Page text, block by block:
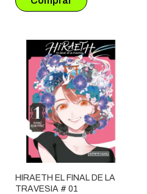
HIRAETH EL FINAL DE LA
TRAVESIA # 01